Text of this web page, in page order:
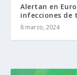
Alertan en
infecciones de
8 marzo, 2024